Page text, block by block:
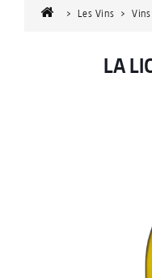
Les Vins
LA